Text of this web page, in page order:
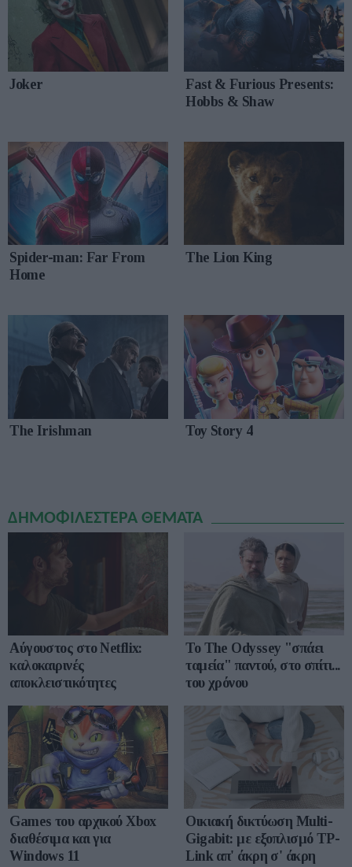
Joker
Fast & Furious Presents:
Hobbs & Shaw
Spider-man: Far From
Home
The Lion King
The Irishman Toy Story 4
ΔΗΜΟΦΙΛΕΣΤΕΡΑ ΘΕΜΑΤΑ
Αύγουστος στο Netflix:
καλοκαιρινές
αποκλειστικότητες
To The Odyssey "σπάει
ταμεία" παντού, στο σπίτι...
του χρόνου
Games του αρχικού Xbox
διαθέσιμα και για
Windows 11
Οικιακή δικτύωση Multi-
Gigabit: με εξοπλισμό TP-
Link απ' άκρη σ' άκρη